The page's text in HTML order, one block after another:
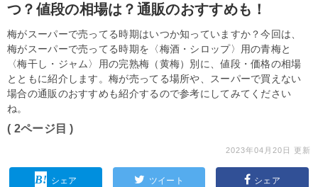
つ？値段の相場は？通販のおすすめも！
梅がスーパーで売ってる時期はいつか知っていますか？今回は、
梅がスーパーで売ってる時期を〈梅酒・シロップ〉用の青梅と
〈梅干し・ジャム〉用の完熟梅（黄梅）別に、値段・価格の相場
とともに紹介します。梅が売ってる場所や、スーパーで買えない
場合の通販のおすすめも紹介するので参考にしてみてください
ね。
( 2ページ目 )
2023年04月20日 更新
シェア ツイート シェア